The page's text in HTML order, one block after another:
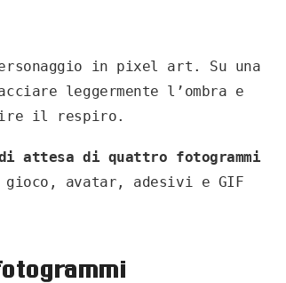
in pixel art. Su una
leggermente l’ombra e
il respiro.
attesa di quattro fotogrammi
avatar, adesivi e GIF